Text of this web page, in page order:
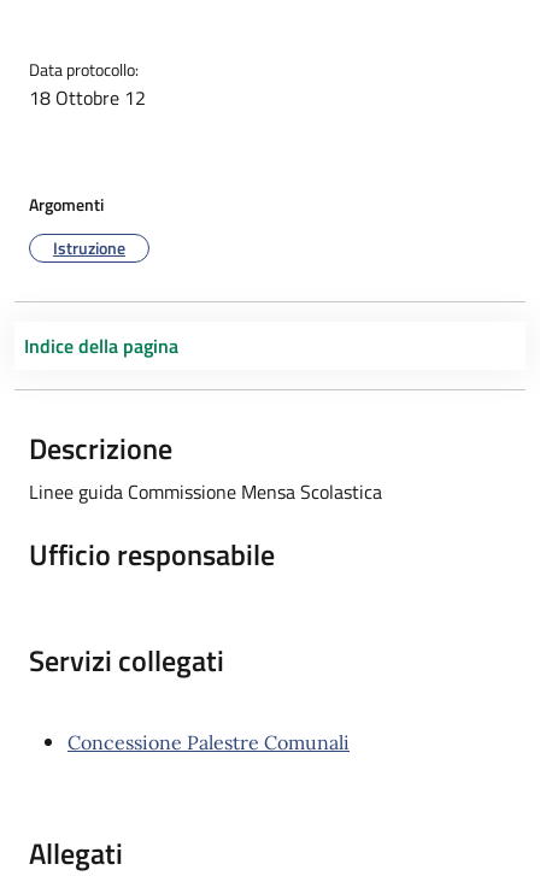
Data protocollo:
18 Ottobre 12
Argomenti
Istruzione
Indice della pagina
Descrizione
Linee guida Commissione Mensa Scolastica
Ufficio responsabile
Servizi collegati
Concessione Palestre Comunali
Allegati